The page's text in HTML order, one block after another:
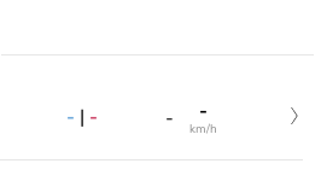
- | - - -
km/h